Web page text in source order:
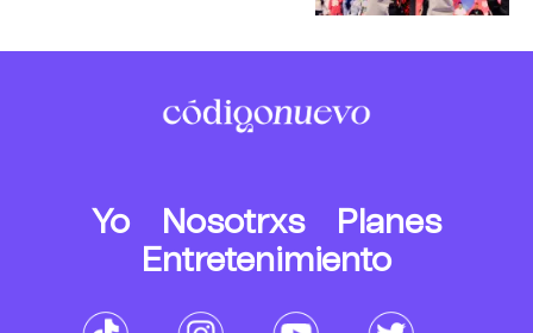
Yo Nosotrxs
Planes
Entretenimiento